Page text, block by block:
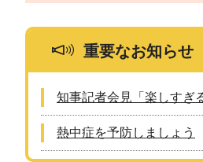
重要なお知らせ
知事記者会見「楽しすぎ
熱中症を予防しましょう